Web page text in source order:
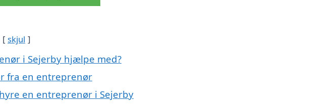
skjul
i Sejerby hjælpe med?
fra en entreprenør
en entreprenør i Sejerby